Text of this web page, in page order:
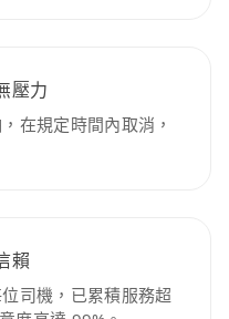
壓力
在規定時間內取消，
賴
司機，已累積服務超